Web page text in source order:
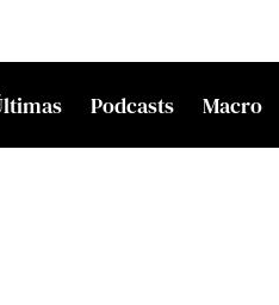
Podcasts Macro